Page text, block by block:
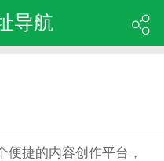
导航
捷的内容创作平台，